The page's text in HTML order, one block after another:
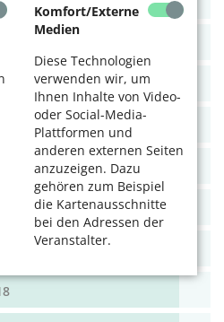
Komfort/Externe
Medien
Diese Technologien
verwenden wir, um
Ihnen Inhalte von Video-
oder Social-Media-
Plattformen und
anderen externen Seiten
anzuzeigen. Dazu
gehören zum Beispiel
die Kartenausschnitte
bei den Adressen der
Veranstalter.